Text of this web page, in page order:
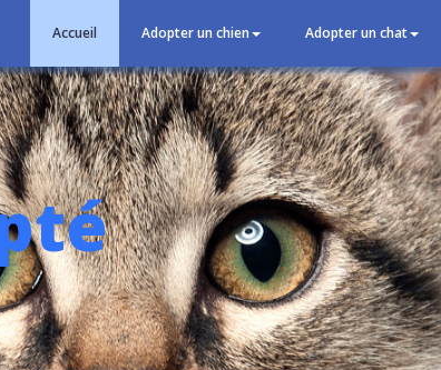
Accueil Adopter un chien Adopter un chat